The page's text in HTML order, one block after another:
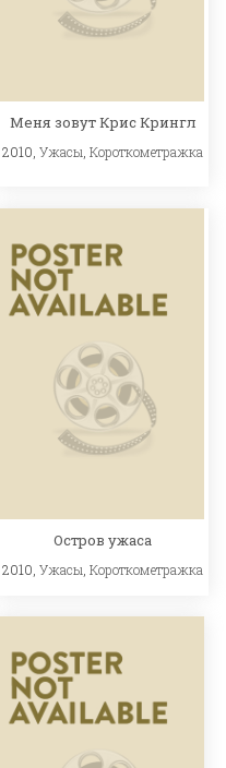
Меня зовут Крис Крингл
2010,Ужасы ,Короткометражка
Остров ужаса
2010,Ужасы ,Короткометражка